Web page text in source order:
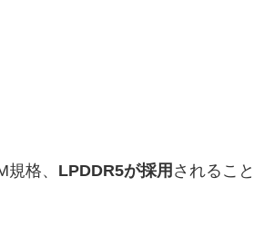
格、 LPDDR5が採用 されるこ